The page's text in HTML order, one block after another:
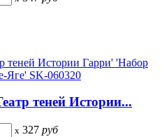
теней Истории...
x 327 руб